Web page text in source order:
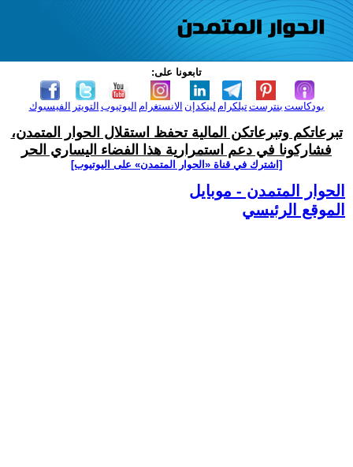
تابعونا على:
الفيسبوك التويتر اليوتيوب الانستغرام لينكدإن تيلكرامبنترست بودكاست
تبرعاتكم وتبرعاتكن المالية تحفظ استقلال الحوار المتمدن،
فشاركونا في دعم استمرارية هذا الفضاء اليساري الحر
[اشترك في قناة ‫«الحوار المتمدن» على اليوتيوب]
الحوار المتمدن - موبايل
الموقع الرئيسي